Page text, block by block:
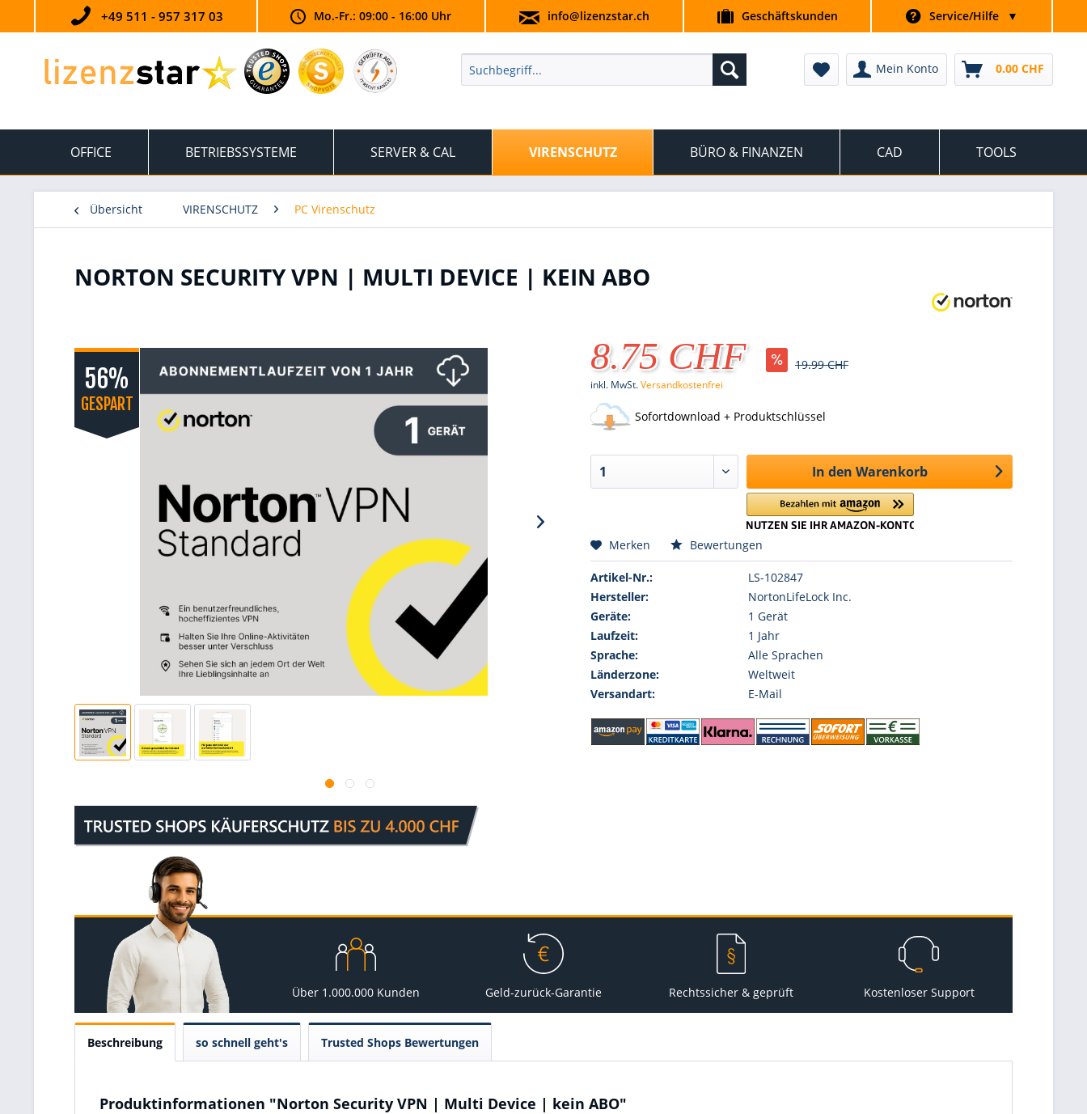
+49 511 - 957 317 03 Mo.-Fr.: 09:00 - 16:00 Uhr info@lizenzstar.ch Geschäftskunden Service/Hilfe ▼
Mein Konto 0.00 CHF
OFFICE BETRIEBSSYSTEME SERVER & CAL VIRENSCHUTZ BÜRO & FINANZEN CAD TOOLS
Übersicht VIRENSCHUTZ PC Virenschutz
NORTON SECURITY VPN | MULTI DEVICE | KEIN ABO
56%
GESPART
8.75 CHF 19.99 CHF
inkl. MwSt.Versandkostenfrei
Sofortdownload + Produktschlüssel
In den Warenkorb
Merken Bewertungen
Artikel-Nr.:
LS-102847
Hersteller:
NortonLifeLock Inc.
Geräte:
1 Gerät
Laufzeit:
1 Jahr
Sprache:
Alle Sprachen
Länderzone:
Weltweit
Versandart:
E-Mail
Über 1.000.000 Kunden Geld-zurück-Garantie Rechtssicher & geprüft Kostenloser Support
Beschreibung so schnell geht's Trusted Shops Bewertungen
Produktinformationen "Norton Security VPN | Multi Device | kein ABO"